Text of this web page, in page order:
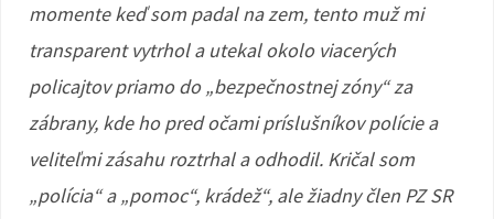
momente keď som padal na zem, tento muž mi
transparent vytrhol a utekal okolo viacerých
policajtov priamo do „bezpečnostnej zóny“ za
zábrany, kde ho pred očami príslušníkov polície a
veliteľmi zásahu roztrhal a odhodil. Kričal som
„polícia“ a „pomoc“, krádež“, ale žiadny člen PZ SR